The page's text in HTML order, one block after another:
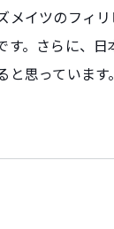
メイツのフィ
。さらに、
思っています。